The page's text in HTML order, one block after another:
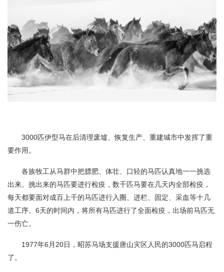
3000匹伊型马在后清理废墟、恢复生产、重建城市中发挥了重
要作用。
各族牧工从马群中把膘肥、体壮、口轻的马匹认真地一一挑选
出来。挑出来的马匹要进行检疫，数千匹马要在几天内全部检疫，
每天都要面对成百上千的马匹进行入圈、进栏、固定、采血等十几
道工序。6天的时间内，将所有马匹进行了全面检疫，出场前马匹无
一伤亡。
1977年6月20日，昭苏马场支援唐山灾区人民的3000匹马启程
了。